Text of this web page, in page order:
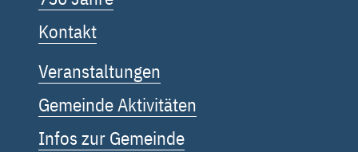
Kontakt
Veranstaltungen
Gemeinde Aktivitäten
Infos zur Gemeinde